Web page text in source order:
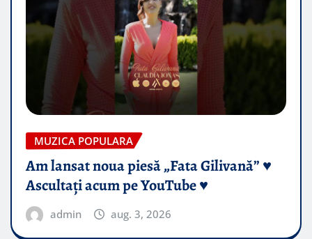
MUZICA POPULARA
Am lansat noua piesă „Fata Gilivană” ♥️
Ascultați acum pe YouTube ♥️
admin aug. 3, 2026